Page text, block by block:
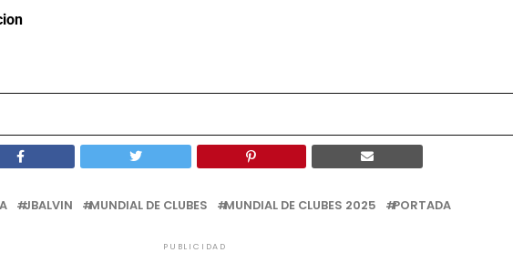
JBALVIN MUNDIAL DE CLUBES MUNDIAL DE CLUBES 2025 PORTADA
PUBLICIDAD